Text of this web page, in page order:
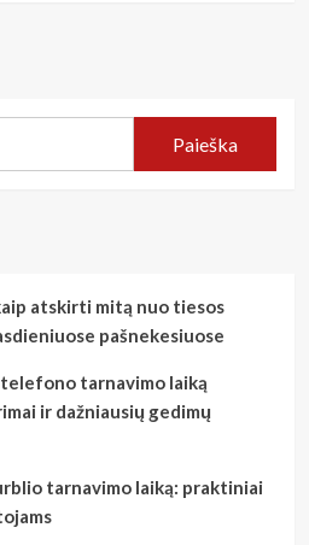
Paieška
atskirti mitą nuo tiesos
pašnekesiuose
tarnavimo laiką
ir dažniausių gedimų
tarnavimo laiką: praktiniai